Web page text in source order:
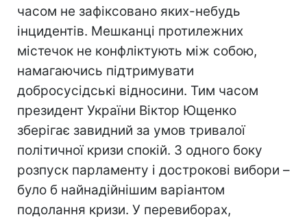
часом не зафіксовано яких-небудь
інцидентів. Мешканці протилежних
містечок не конфліктують між собою,
намагаючись підтримувати
добросусідські відносини. Тим часом
президент України Віктор Ющенко
зберігає завидний за умов тривалої
політичної кризи спокій. З одного боку
розпуск парламенту і дострокові вибори –
було б найнадійнішим варіантом
подолання кризи. У перевиборах,